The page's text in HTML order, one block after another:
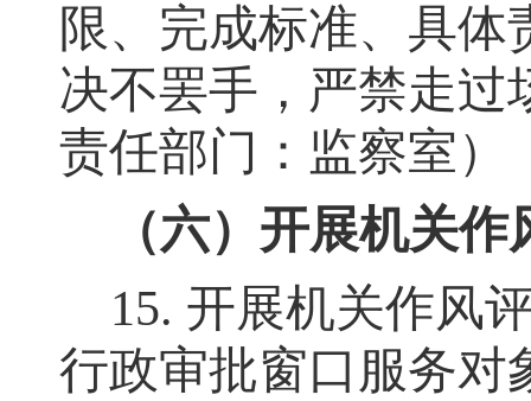
限、完成标准、具体
决不罢手 ， 严禁走过
责任部门：监察室）
（六）开展机关
15. 开展机关作风
行政审批窗口服务对